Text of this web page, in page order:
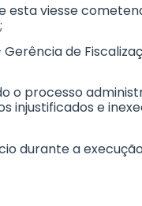
esta viesse
Gerência de
o processo
injustificados e
durante a